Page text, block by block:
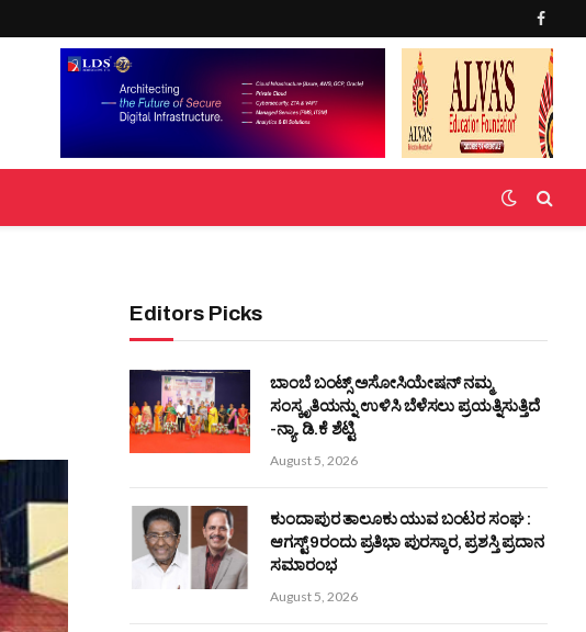
Editors Picks
ಬಾಂಬೆ ಬಂಟ್ಸ್ ಅಸೋಸಿಯೇಷನ್ ನಮ್ಮ
ಸಂಸ್ಕೃತಿಯನ್ನು ಉಳಿಸಿ ಬೆಳೆಸಲು ಪ್ರಯತ್ನಿಸುತ್ತಿದೆ
-ನ್ಯಾ. ಡಿ.ಕೆ ಶೆಟ್ಟಿ
August 5, 2026
ಕುಂದಾಪುರ ತಾಲೂಕು ಯುವ ಬಂಟರ ಸಂಘ :
ಆಗಸ್ಟ್ 9ರಂದು ಪ್ರತಿಭಾ ಪುರಸ್ಕಾರ, ಪ್ರಶಸ್ತಿ ಪ್ರದಾನ
ಸಮಾರಂಭ
August 5, 2026